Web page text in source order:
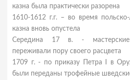
казна была практически разорена
1610-1612 г.г. – во время
казна вновь опустела
Cередина 17 в. -
переживали пору своего расцвета
1709 г. - по приказу Петра I в
были переданы трофейные